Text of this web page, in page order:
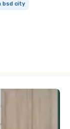
bsd city